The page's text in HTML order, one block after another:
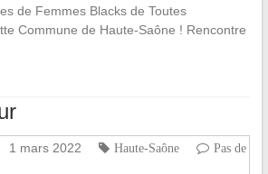
de Femmes Blacks de Toutes
Commune de Haute-Saône ! Rencontre
1 mars 2022 Haute-Saône
Pas de